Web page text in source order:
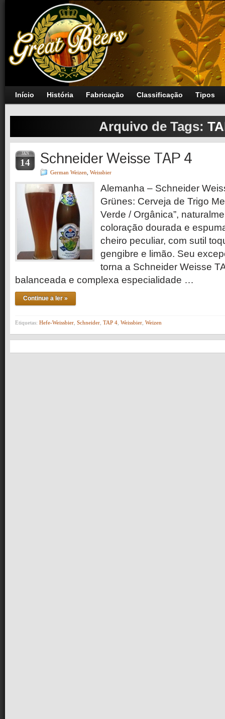
Início História Fabricação Classificação Tipos
Arquivo de Tags:
JAN
14 Schneider Weisse TAP 4
German Weizen Weissbier
Alemanha – Schneider
Grünes: Cerveja de Trigo
Verde / Orgânica”,
coloração dourada e
cheiro peculiar, com sutil
gengibre e limão. Seu
torna a Schneider Weisse
balanceada e complexa especialidade …
Continue a ler »
Etiquetas: Hefe-Weissbier Schneider TAP 4 Weissbier Weizen